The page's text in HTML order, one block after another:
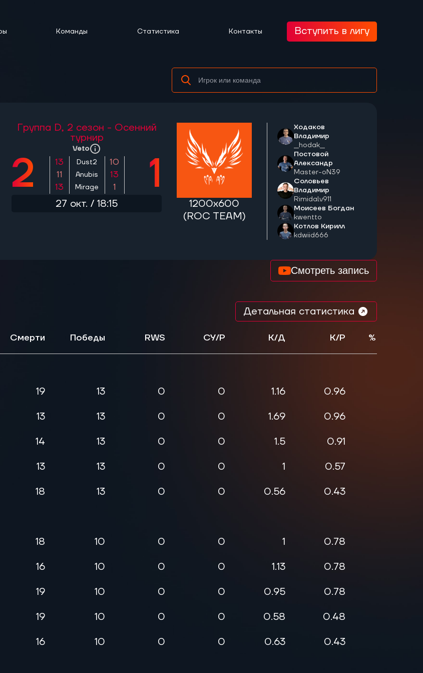
Команды Статистика Контакты Вступить в лигу
Группа D, 2 сезон - Осенний
турнир
Veto
2 13 Dust2
10
11
Anubis
13
13
Mirage 1 1
27 окт. / 18:15
1200x600
(ROC TEAM)
Ходаков
Владимир
__hodak__
Постовой
Александр
Master-oN39
Соловьев
Владимир
Rimidalv911
Моисеев Богдан
kwentto
Котлов Кирилл
kdwiid666
Смотреть запись
Детальная статистика
Смерти Победы RWS СУ/Р К/Д К/Р %
19 13 0 0 1.16 0.96
13 13 0 0 1.69 0.96
14 13 0 0 1.5 0.91
13 13 0 0 1 0.57
18 13 0 0 0.56 0.43
18 10 0 0 1 0.78
16 10 0 0 1.13 0.78
19 10 0 0 0.95 0.78
19 10 0 0 0.58 0.48
16 10 0 0 0.63 0.43